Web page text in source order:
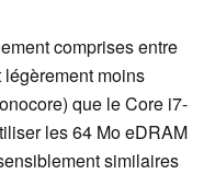
comprises entre
moins
que le Core i7-
les 64 Mo eDRAM
similaires